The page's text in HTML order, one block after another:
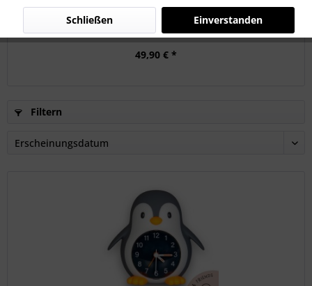
Time Timer PLUS
49,90 € *
Filtern
Einverstanden
Schließen